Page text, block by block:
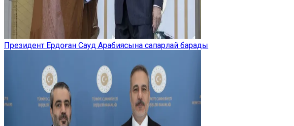
Президент Ердоған Сауд Арабиясына сапарлай барады